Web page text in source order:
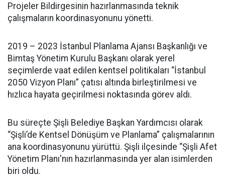
Projeler Bildirgesinin hazırlanmasında teknik
çalışmaların koordinasyonunu yönetti.
2019 – 2023 İstanbul Planlama Ajansı Başkanlığı ve
Bimtaş Yönetim Kurulu Başkanı olarak yerel
seçimlerde vaat edilen kentsel politikaları “İstanbul
2050 Vizyon Planı” çatısı altında birleştirilmesi ve
hızlıca hayata geçirilmesi noktasında görev aldı.
Bu süreçte Şişli Belediye Başkan Yardımcısı olarak
“Şişli’de Kentsel Dönüşüm ve Planlama” çalışmalarının
ana koordinasyonunu yürüttü. Şişli ilçesinde “Şişli Afet
Yönetim Planı'nın hazırlanmasında yer alan isimlerden
biri oldu.